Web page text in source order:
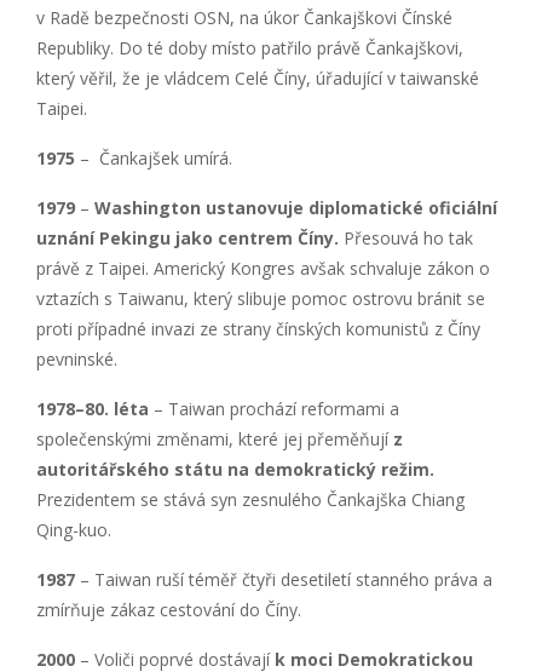
v Radě bezpečnosti OSN, na úkor Čankajškovi Čínské
Republiky. Do té doby místo patřilo právě Čankajškovi,
který věřil, že je vládcem Celé Číny, úřadující v taiwanské
Taipei.
1975 – Čankajšek umírá.
1979 – Washington ustanovuje diplomatické oficiální
uznání Pekingu jako centrem Číny. Přesouvá ho tak
právě z Taipei. Americký Kongres avšak schvaluje zákon o
vztazích s Taiwanu, který slibuje pomoc ostrovu bránit se
proti případné invazi ze strany čínských komunistů z Číny
pevninské.
1978–80. léta – Taiwan prochází reformami a
společenskými změnami, které jej přeměňují z
autoritářského státu na demokratický režim.
Prezidentem se stává syn zesnulého Čankajška Chiang
Qing-kuo.
1987 – Taiwan ruší téměř čtyři desetiletí stanného práva a
zmírňuje zákaz cestování do Číny.
2000 – Voliči poprvé dostávají k moci Demokratickou